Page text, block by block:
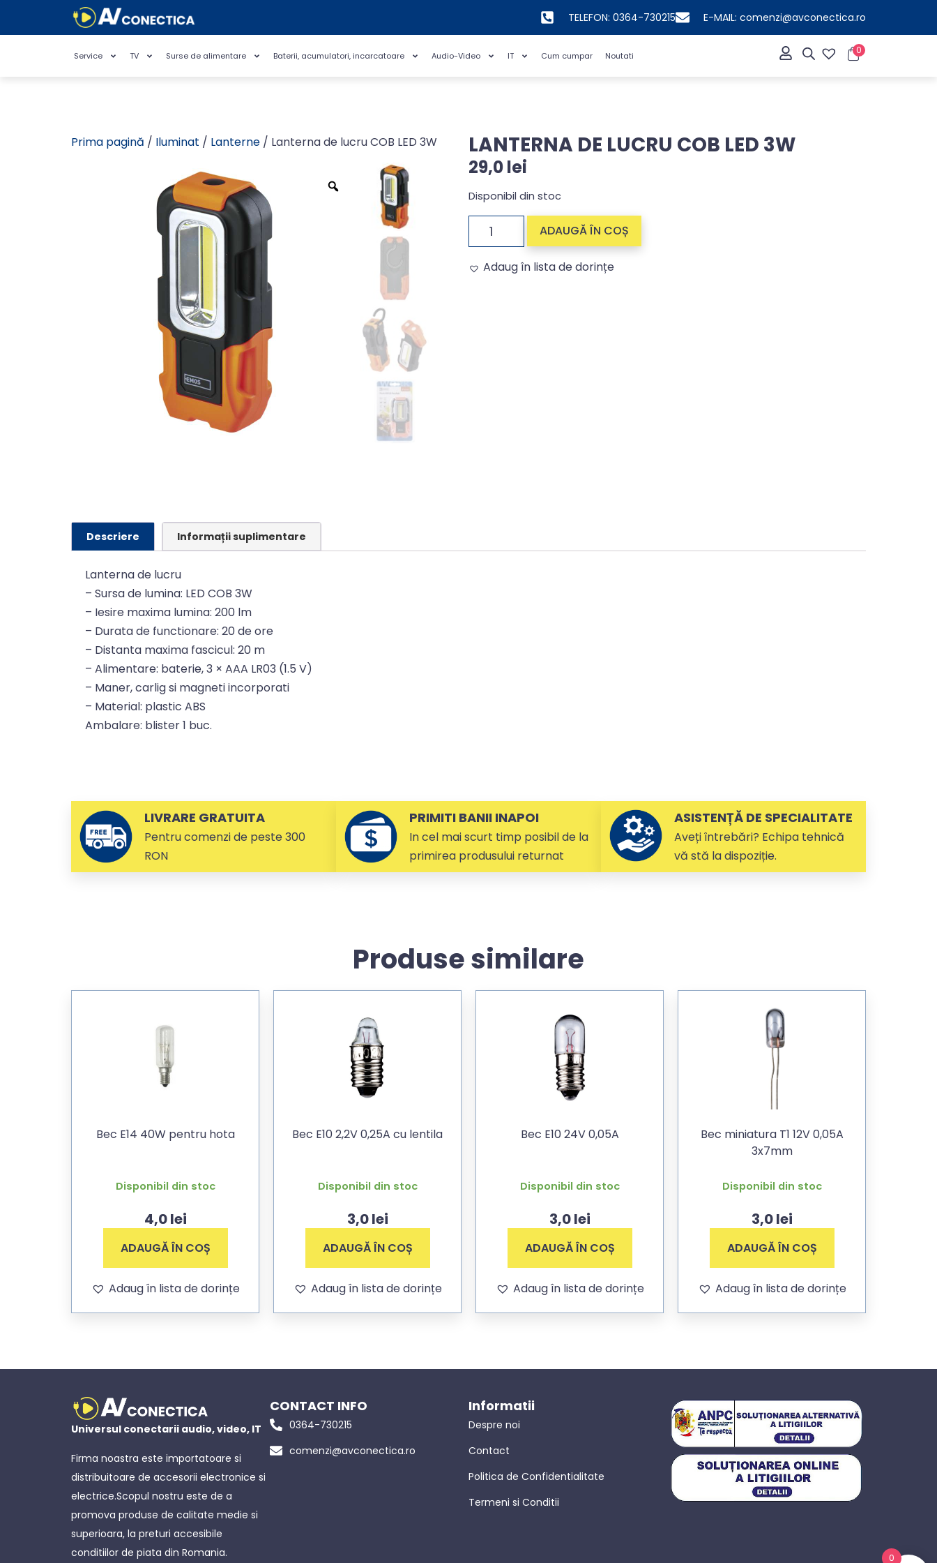
TELEFON: 0364-730215 E-MAIL: comenzi@avconectica.ro
Service TV Surse de alimentare Baterii, acumulatori, incarcatoare Audio-Video IT Cum cumpar Noutati 0
Prima pagină / Iluminat / Lanterne / Lanterna de lucru COB LED 3W LANTERNA DE LUCRU COB LED 3W
29,0lei
Disponibil din stoc
ADAUGĂ ÎN COȘ
Adaug în lista de dorințe
Descriere Informații suplimentare
Lanterna de lucru
– Sursa de lumina: LED COB 3W
– Iesire maxima lumina: 200 lm
– Durata de functionare: 20 de ore
– Distanta maxima fascicul: 20 m
– Alimentare: baterie, 3 × AAA LR03 (1.5 V)
– Maner, carlig si magneti incorporati
– Material: plastic ABS
Ambalare: blister 1 buc.
LIVRARE GRATUITA
Pentru comenzi de peste 300
RON
PRIMITI BANII INAPOI
In cel mai scurt timp posibil de la
primirea produsului returnat
ASISTENȚĂ DE SPECIALITATE
Aveți întrebări? Echipa tehnică
vă stă la dispoziție.
Produse similare
Bec E14 40W pentru hota
Disponibil din stoc
4,0lei
ADAUGĂ ÎN COȘ
Adaug în lista de dorințe
Bec E10 2,2V 0,25A cu lentila
Disponibil din stoc
3,0lei
ADAUGĂ ÎN COȘ
Adaug în lista de dorințe
Bec E10 24V 0,05A
Disponibil din stoc
3,0lei
ADAUGĂ ÎN COȘ
Adaug în lista de dorințe
Bec miniatura T1 12V 0,05A
3x7mm
Disponibil din stoc
3,0lei
ADAUGĂ ÎN COȘ
Adaug în lista de dorințe
Universul conectarii audio, video, IT
Firma noastra este importatoare si
distribuitoare de accesorii electronice si
electrice.Scopul nostru este de a
promova produse de calitate medie si
superioara, la preturi accesibile
conditiilor de piata din Romania.
CONTACT INFO
0364-730215
comenzi@avconectica.ro
Informatii
Despre noi
Contact
Politica de Confidentialitate
Termeni si Conditii
0